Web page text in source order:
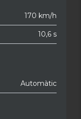
170 km/h
10,6 s
Automàtic